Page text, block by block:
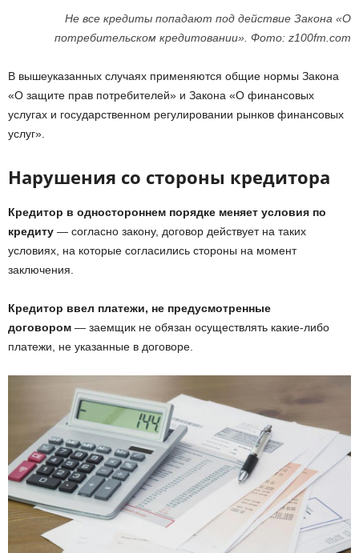
Не все кредиты попадают под действие Закона «О
потребительском кредитовании». Фото: z100fm.com
В вышеуказанных случаях применяются общие нормы Закона
«О защите прав потребителей» и Закона «О финансовых
услугах и государственном регулировании рынков финансовых
услуг».
Нарушения со стороны кредитора
Кредитор в одностороннем порядке меняет условия по
кредиту — согласно закону, договор действует на таких
условиях, на которые согласились стороны на момент
заключения.
Кредитор ввел платежи, не предусмотренные
договором — заемщик не обязан осуществлять какие-либо
платежи, не указанные в договоре.